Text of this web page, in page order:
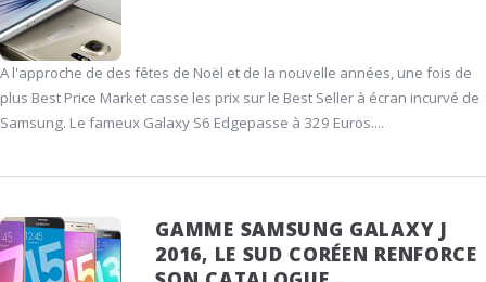
A l'approche de des fêtes de Noël et de la nouvelle années, une fois de
plus Best Price Market casse les prix sur le Best Seller à écran incurvé de
Samsung. Le fameux Galaxy S6 Edgepasse à 329 Euros....
GAMME SAMSUNG GALAXY J
2016, LE SUD CORÉEN RENFORCE